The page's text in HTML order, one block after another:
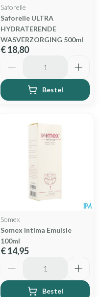
Saforelle
Saforelle ULTRA
HYDRATERENDE
WASVERZORGING 500ml
€ 18,80
Bestel
Somex
Somex Intima Emulsie
100ml
€ 14,95
Bestel